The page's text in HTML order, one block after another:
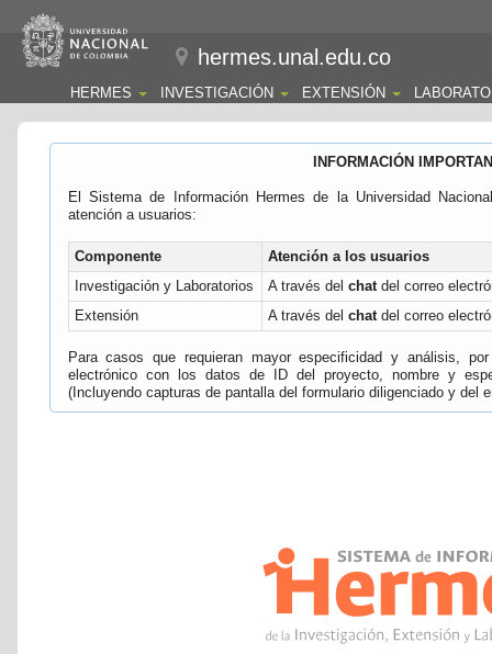
hermes.unal.edu.co
HERMES INVESTIGACIÓN EXTENSIÓN
INFORMACIÓN
El Sistema de Información Hermes de la Universidad
atención a usuarios:
Componente
Atención a los usuarios
Investigación y Laboratorios
A través del chatdel correo
Extensión
A través del chatdel correo
Para casos que requieran mayor especificidad y análisis,
electrónico con los datos de ID del proyecto, nombre y
(Incluyendo capturas de pantalla del formulario diligenciado y del